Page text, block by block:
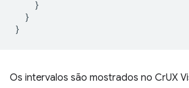
}
}
}
Os intervalos são mostrados no CrUX